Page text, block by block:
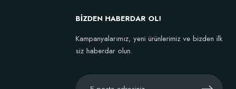
152,75 TL
BİZDEN HABERDAR OL!
Kampanyalarımız, yeni ürünlerimiz ve bizden ilk
siz haberdar olun.